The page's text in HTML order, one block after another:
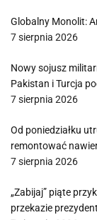
Globalny Monolit:
7 sierpnia 2026
Nowy sojusz
Pakistan i Turcja
7 sierpnia 2026
Od poniedziałku
remontować
7 sierpnia 2026
„Zabijaj” piąte
przekazie